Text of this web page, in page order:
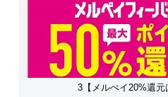
3【メルぺイ20%還元